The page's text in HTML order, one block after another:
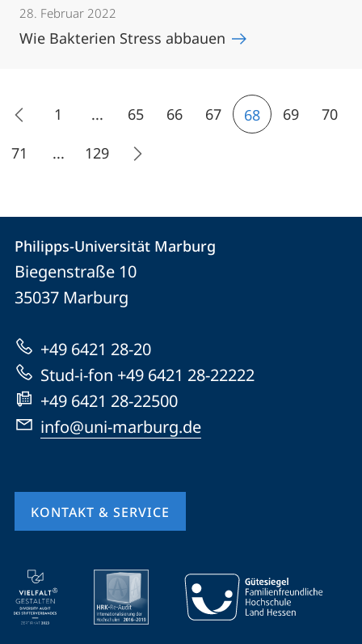
28. Februar 2022
Wie Bakterien Stress abbauen
1 ... 65 66 67 68 69
70
71
... 129
Kontakt
und
Informationen
zur
Website
Kontaktinformationen
Philipps-
Universität
Marburg
Philipps-Universität Marburg
Biegenstraße 10
35037 Marburg
+49 6421 28-20
Stud-i-fon +49 6421 28-22222
+49 6421 28-22500
info@uni-marburg.de
KONTAKT & SERVICE
Mobile-
Service-
Navigation